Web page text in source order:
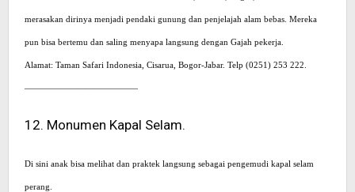
merasakan dirinya menjadi pendaki gunung dan penjelajah alam bebas. Mereka
pun bisa bertemu dan saling menyapa langsung dengan Gajah pekerja.
Alamat: Taman Safari Indonesia, Cisarua, Bogor-Jabar. Telp (0251) 253 222.
—————————————
12. Monumen Kapal Selam.
Di sini anak bisa melihat dan praktek langsung sebagai pengemudi kapal selam
perang.